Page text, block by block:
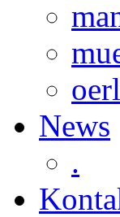
News
.